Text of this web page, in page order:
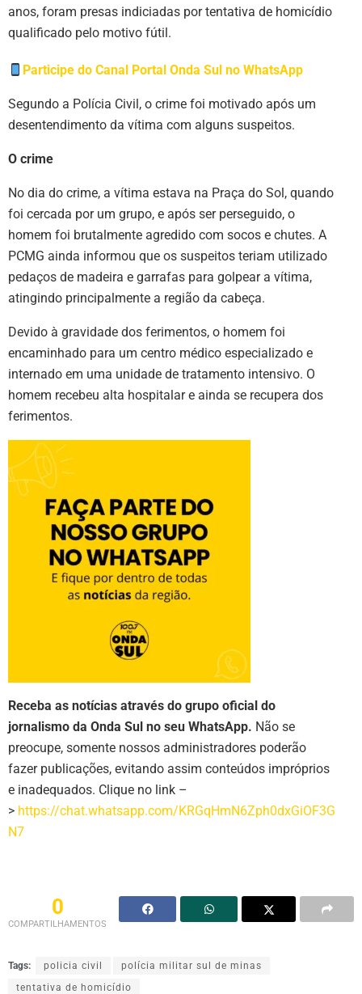
anos, foram presas indiciadas por tentativa de homicídio
qualificado pelo motivo fútil.
Participe do Canal Portal Onda Sul no WhatsApp
Segundo a Polícia Civil, o crime foi motivado após um
desentendimento da vítima com alguns suspeitos.
O crime
No dia do crime, a vítima estava na Praça do Sol, quando
foi cercada por um grupo, e após ser perseguido, o
homem foi brutalmente agredido com socos e chutes. A
PCMG ainda informou que os suspeitos teriam utilizado
pedaços de madeira e garrafas para golpear a vítima,
atingindo principalmente a região da cabeça.
Devido à gravidade dos ferimentos, o homem foi
encaminhado para um centro médico especializado e
internado em uma unidade de tratamento intensivo. O
homem recebeu alta hospitalar e ainda se recupera dos
ferimentos.
Receba as notícias através do grupo oficial do
jornalismo da Onda Sul no seu WhatsApp. Não se
preocupe, somente nossos administradores poderão
fazer publicações, evitando assim conteúdos impróprios
e inadequados. Clique no link –
> https://chat.whatsapp.com/KRGqHmN6Zph0dxGiOF3G
N7
0
COMPARTILHAMENTOS
Tags: policia civil
polícia militar sul de minas
tentativa de homicídio